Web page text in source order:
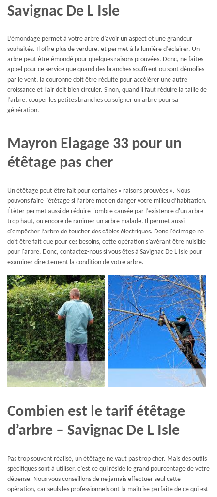
Savignac De L Isle
L’émondage permet à votre arbre d’avoir un aspect et une grandeur
souhaités. Il offre plus de verdure, et permet à la lumière d’éclairer. Un
arbre peut être émondé pour quelques raisons prouvées. Donc, ne faites
appel pour ce service que quand des branches souffrent ou sont démolies
par le vent, la couronne doit être réduite pour accélérer une autre
croissance et l'air doit bien circuler. Sinon, quand il faut réduire la taille de
l’arbre, couper les petites branches ou soigner un arbre pour sa
génération.
Mayron Elagage 33 pour un
étêtage pas cher
Un étêtage peut être fait pour certaines « raisons prouvées ». Nous
pouvons faire l’étêtage si l’arbre met en danger votre milieu d’habitation.
Étêter permet aussi de réduire l'ombre causée par l’existence d'un arbre
trop haut, ou encore de ranimer un arbre malade. Il permet aussi
d'empêcher l’arbre de toucher des câbles électriques. Donc l'écimage ne
doit être fait que pour ces besoins, cette opération s’avérant être nuisible
pour l'arbre. Donc, contactez-nous si vous êtes à Savignac De L Isle pour
examiner directement la condition de votre arbre.
Combien est le tarif étêtage
d’arbre – Savignac De L Isle
Pas trop souvent réalisé, un étêtage ne vaut pas trop cher. Mais des outils
spécifiques sont à utiliser, c’est ce qui réside le grand pourcentage de votre
dépense. Nous vous conseillons de ne jamais effectuer seul cette
opération, car seuls les professionnels ont la maitrise parfaite de ce qui est